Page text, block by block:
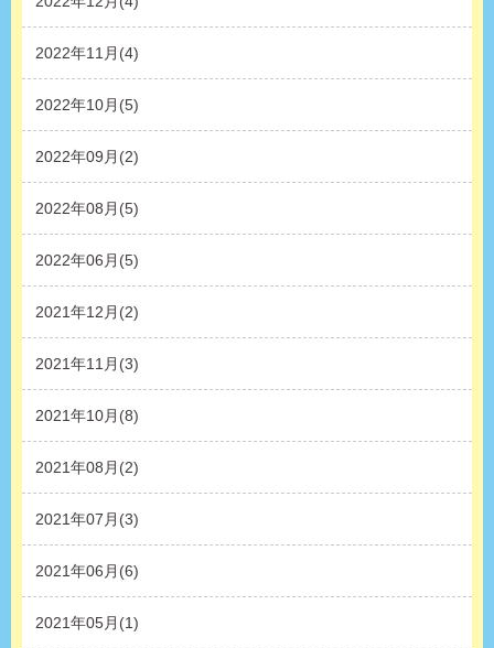
2022年11月(4)
2022年10月(5)
2022年09月(2)
2022年08月(5)
2022年06月(5)
2021年12月(2)
2021年11月(3)
2021年10月(8)
2021年08月(2)
2021年07月(3)
2021年06月(6)
2021年05月(1)